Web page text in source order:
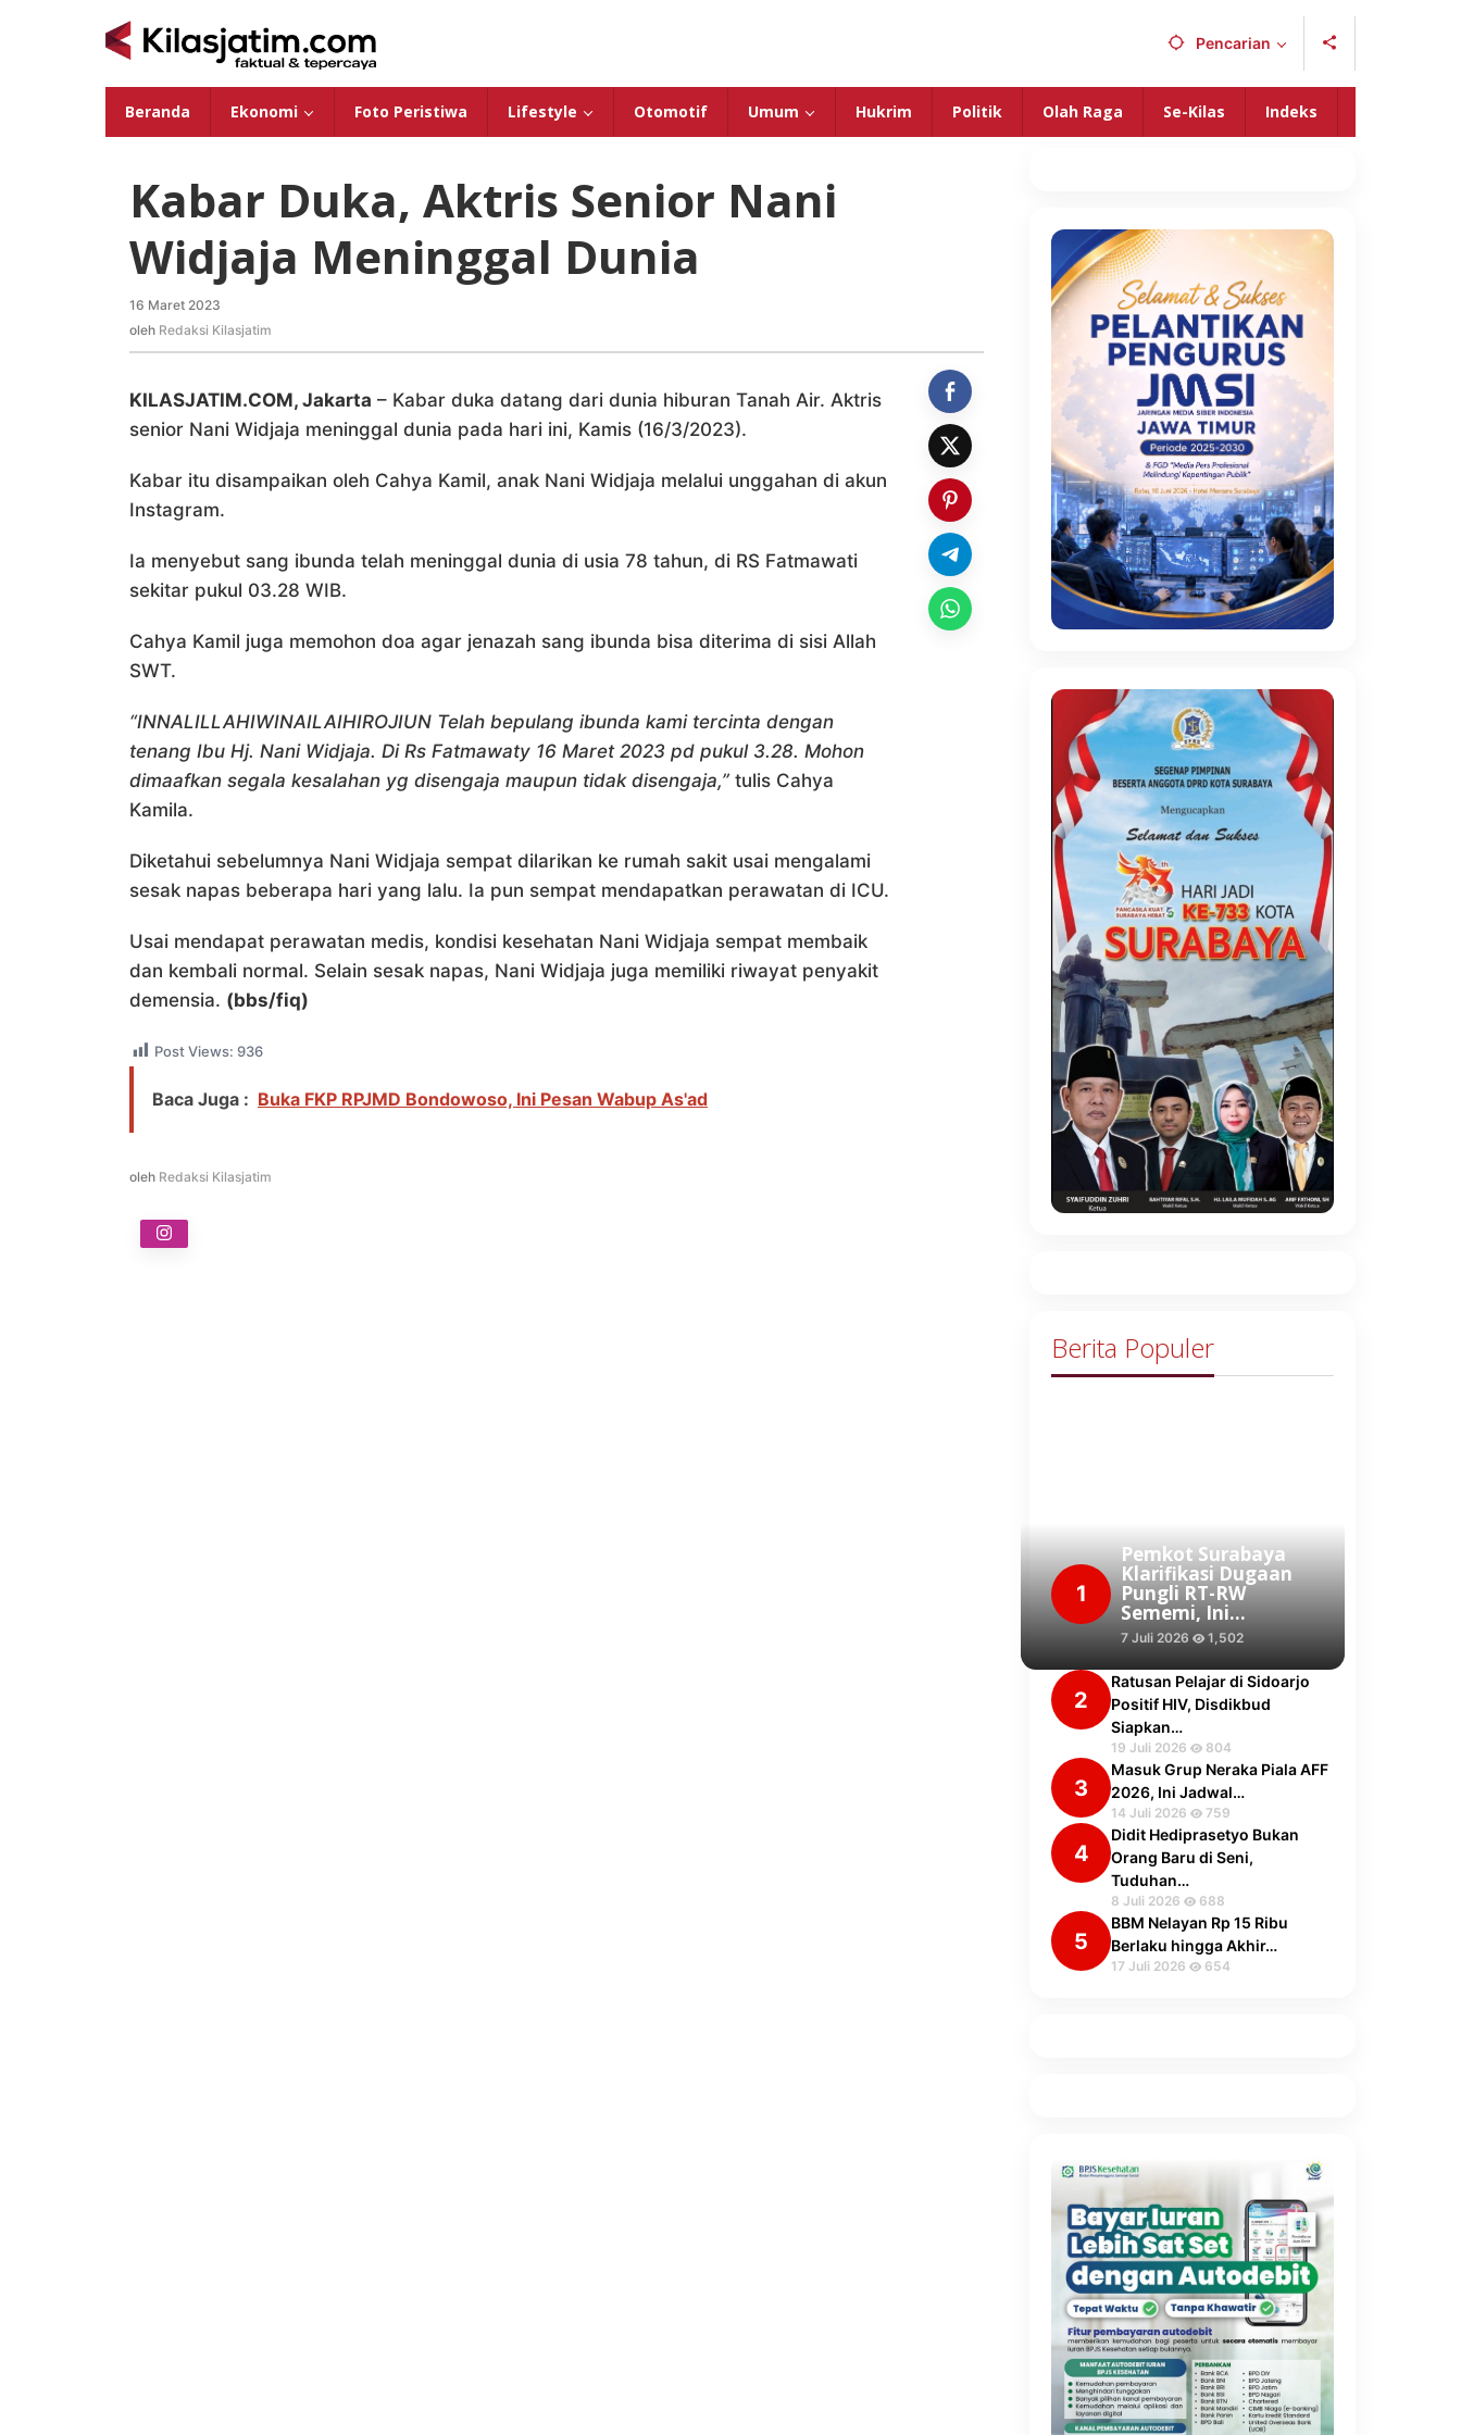
Pencarian
Beranda Ekonomi Foto Peristiwa Lifestyle Otomotif Umum Hukrim Politik Olah Raga Se-Kilas Indeks
Kabar Duka, Aktris Senior Nani
Widjaja Meninggal Dunia
16 Maret 2023
Redaksi
oleh Redaksi Kilasjatim
KILASJATIM.COM, Jakarta – Kabar duka datang dari dunia hiburan Tanah Air. Aktris
senior Nani Widjaja meninggal dunia pada hari ini, Kamis (16/3/2023).
Kabar itu disampaikan oleh Cahya Kamil, anak Nani Widjaja melalui unggahan di akun
Instagram.
Ia menyebut sang ibunda telah meninggal dunia di usia 78 tahun, di RS Fatmawati
sekitar pukul 03.28 WIB.
Cahya Kamil juga memohon doa agar jenazah sang ibunda bisa diterima di sisi Allah
SWT.
“INNALILLAHIWINAILAIHIROJIUN Telah bepulang ibunda kami tercinta dengan
tenang Ibu Hj. Nani Widjaja. Di Rs Fatmawaty 16 Maret 2023 pd pukul 3.28. Mohon
dimaafkan segala kesalahan yg disengaja maupun tidak disengaja,” tulis Cahya
Kamila.
Diketahui sebelumnya Nani Widjaja sempat dilarikan ke rumah sakit usai mengalami
sesak napas beberapa hari yang lalu. Ia pun sempat mendapatkan perawatan di ICU.
Usai mendapat perawatan medis, kondisi kesehatan Nani Widjaja sempat membaik
dan kembali normal. Selain sesak napas, Nani Widjaja juga memiliki riwayat penyakit
demensia. (bbs/fiq)
Post Views: 936
Baca Juga : Buka FKP RPJMD Bondowoso, Ini Pesan Wabup As'ad
oleh Redaksi Kilasjatim
Berita Populer
1
Pemkot Surabaya
Klarifikasi Dugaan
Pungli RT-RW
Sememi, Ini…
7 Juli 2026 1,502
2
Ratusan Pelajar di Sidoarjo
Positif HIV, Disdikbud
Siapkan…
19 Juli 2026 804
3
Masuk Grup Neraka Piala AFF
2026, Ini Jadwal…
14 Juli 2026 759
4
Didit Hediprasetyo Bukan
Orang Baru di Seni,
Tuduhan…
8 Juli 2026 688
5
BBM Nelayan Rp 15 Ribu
Berlaku hingga Akhir…
17 Juli 2026 654